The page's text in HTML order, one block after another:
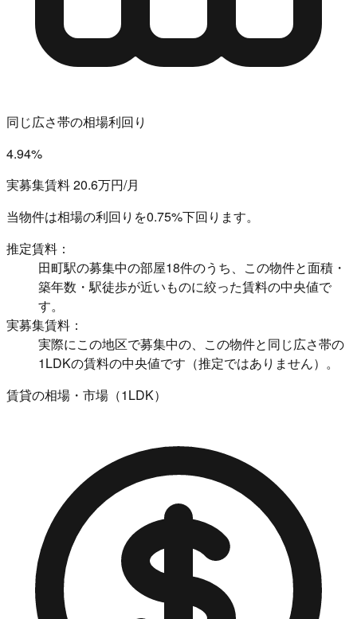
同じ広さ帯の相場利回り
4.94%
実募集賃料 20.6万円/月
当物件は相場の利回りを0.75%下回ります。
推定賃料：
田町駅の募集中の部屋18件のうち、この物件と面積・
築年数・駅徒歩が近いものに絞った賃料の中央値で
す。
実募集賃料：
実際にこの地区で募集中の、この物件と同じ広さ帯の
1LDKの賃料の中央値です（推定ではありません）。
賃貸の相場・市場（1LDK）